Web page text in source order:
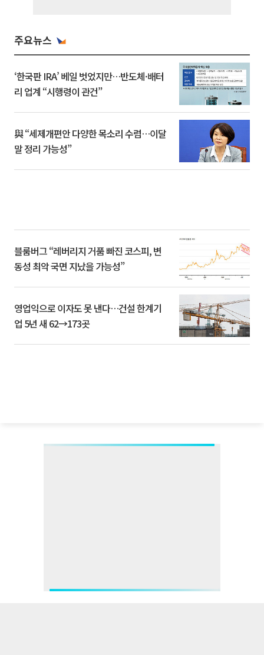
주요뉴스
‘한국판 IRA’ 베일 벗었지만…반도체·배터
리 업계 “시행령이 관건”
與 “세제개편안 다양한 목소리 수렴…이달
말 정리 가능성”
블룸버그 “레버리지 거품 빠진 코스피, 변
동성 최악 국면 지났을 가능성”
영업익으로 이자도 못 낸다…건설 한계기
업 5년 새 62→173곳